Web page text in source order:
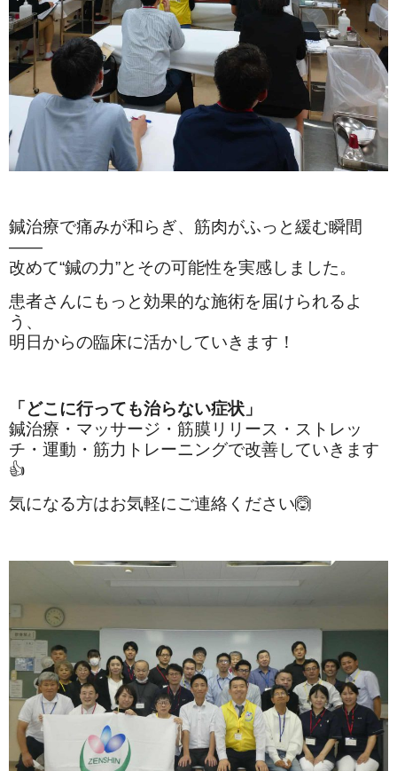
鍼治療で痛みが和らぎ、筋肉がふっと緩む瞬間
——
改めて“鍼の力”とその可能性を実感しました。
患者さんにもっと効果的な施術を届けられるよ
う、
明日からの臨床に活かしていきます！
「どこに行っても治らない症状」
鍼治療・マッサージ・筋膜リリース・ストレッ
チ・運動・筋力トレーニングで改善していきます
👍
気になる方はお気軽にご連絡ください🙆